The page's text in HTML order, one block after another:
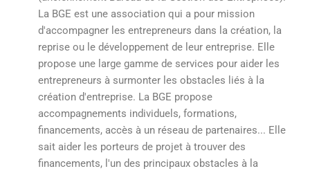
La BGE est une association qui a pour mission
d'accompagner les entrepreneurs dans la création, la
reprise ou le développement de leur entreprise. Elle
propose une large gamme de services pour aider les
entrepreneurs à surmonter les obstacles liés à la
création d'entreprise. La BGE propose
accompagnements individuels, formations,
financements, accès à un réseau de partenaires... Elle
sait aider les porteurs de projet à trouver des
financements, l'un des principaux obstacles à la